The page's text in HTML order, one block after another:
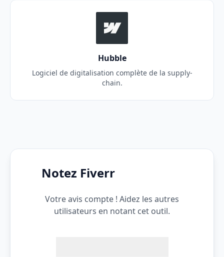
Hubble
Logiciel de digitalisation complète de la supply-
chain.
Notez Fiverr
Votre avis compte ! Aidez les autres
utilisateurs en notant cet outil.